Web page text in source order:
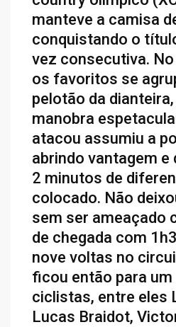
manteve a camisa
conquistando o
vez consecutiva.
os favoritos se
pelotão da
manobra
atacou assumiu a
abrindo vantagem e
2 minutos de
colocado. Não
sem ser ameaçado
de chegada com
nove voltas no
ficou então para
ciclistas, entre eles
Lucas Braidot,